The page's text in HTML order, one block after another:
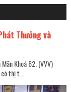
Thưởng và
Khoá 62. (VVV)
thị t...